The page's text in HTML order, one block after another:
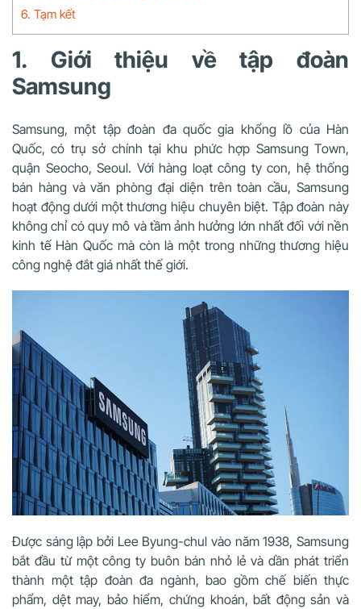
6. Tạm kết
1. Giới thiệu về tập đoàn
Samsung
Samsung, một tập đoàn đa quốc gia khổng lồ của Hàn
Quốc, có trụ sở chính tại khu phức hợp Samsung Town,
quận Seocho, Seoul. Với hàng loạt công ty con, hệ thống
bán hàng và văn phòng đại diện trên toàn cầu, Samsung
hoạt động dưới một thương hiệu chuyên biệt. Tập đoàn này
không chỉ có quy mô và tầm ảnh hưởng lớn nhất đối với nền
kinh tế Hàn Quốc mà còn là một trong những thương hiệu
công nghệ đắt giá nhất thế giới.
Được sáng lập bởi Lee Byung-chul vào năm 1938, Samsung
bắt đầu từ một công ty buôn bán nhỏ lẻ và dần phát triển
thành một tập đoàn đa ngành, bao gồm chế biến thực
phẩm, dệt may, bảo hiểm, chứng khoán, bất động sản và